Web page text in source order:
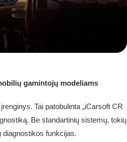
gamintojų modeliams
Tai patobulinta „iCarsoft CR
Be standartinių sistemų, tokių
diagnostikos funkcijas.